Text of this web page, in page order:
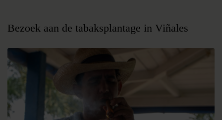
Bezoek aan de tabaksplantage in Viñales